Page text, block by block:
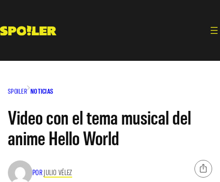
contenido
SPOILER NOTICIAS
Video con el tema musical del
anime Hello World
POR JULIO VÉLEZ